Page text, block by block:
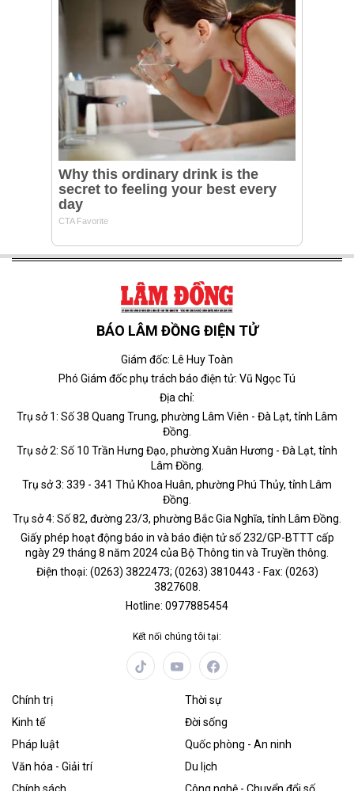
BÁO LÂM ĐỒNG ĐIỆN TỬ
Giám đốc: Lê Huy Toàn
Phó Giám đốc phụ trách báo điện tử: Vũ Ngọc Tú
Địa chỉ:
Trụ sở 1: Số 38 Quang Trung, phường Lâm Viên - Đà Lạt, tỉnh Lâm
Đồng.
Trụ sở 2: Số 10 Trần Hưng Đạo, phường Xuân Hương - Đà Lạt, tỉnh
Lâm Đồng.
Trụ sở 3: 339 - 341 Thủ Khoa Huân, phường Phú Thủy, tỉnh Lâm
Đồng.
Trụ sở 4: Số 82, đường 23/3, phường Bắc Gia Nghĩa, tỉnh Lâm Đồng.
Giấy phép hoạt động báo in và báo điện tử số 232/GP-BTTT cấp
ngày 29 tháng 8 năm 2024 của Bộ Thông tin và Truyền thông.
Điện thoại: (0263) 3822473; (0263) 3810443 - Fax: (0263)
3827608.
Hotline: 0977885454
Kết nối chúng tôi tại:
Chính trị
Thời sự
Kinh tế
Đời sống
Pháp luật
Quốc phòng - An ninh
Văn hóa - Giải trí
Du lịch
Chính sách
Công nghệ - Chuyển đổi số